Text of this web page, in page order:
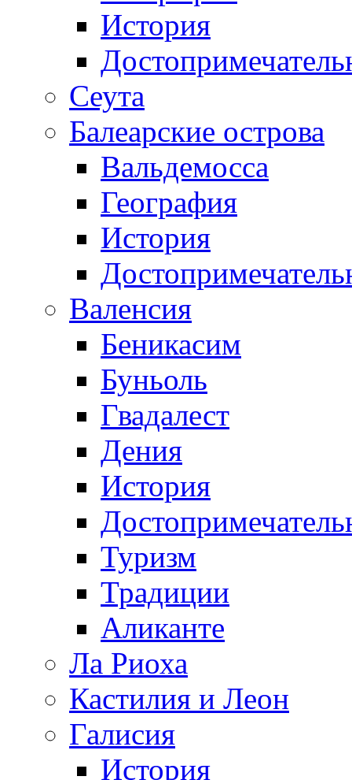
История
Сеута
Балеарские острова
Вальдемосса
География
История
Валенсия
Беникасим
Буньоль
Гвадалест
Дения
История
Туризм
Традиции
Аликанте
Ла Риоха
Кастилия и Леон
Галисия
История